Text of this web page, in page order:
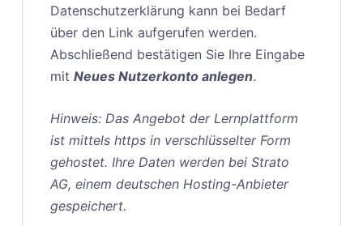
Datenschutzerklärung kann bei Bedarf
über den Link aufgerufen werden.
Abschließend bestätigen Sie Ihre Eingabe
mit Neues Nutzerkonto anlegen.
Hinweis: Das Angebot der Lernplattform
ist mittels https in verschlüsselter Form
gehostet. Ihre Daten werden bei Strato
AG, einem deutschen Hosting-Anbieter
gespeichert.